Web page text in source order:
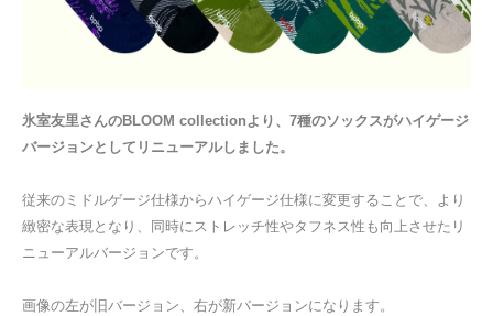
氷室友里さんのBLOOM collectionより、7種のソックスがハイゲージ
バージョンとしてリニューアルしました。
従来のミドルゲージ仕様からハイゲージ仕様に変更することで、より
緻密な表現となり、同時にストレッチ性やタフネス性も向上させたリ
ニューアルバージョンです。
画像の左が旧バージョン、右が新バージョンになります。